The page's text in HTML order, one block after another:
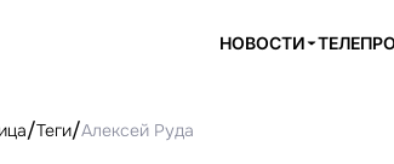
НОВОСТИ
Теги Алексей Руда